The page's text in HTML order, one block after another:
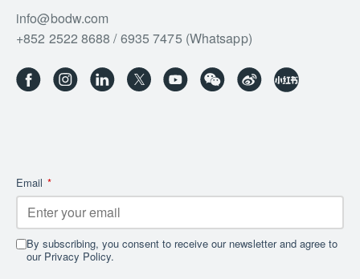
info@bodw.com
+852 2522 8688 / 6935 7475 (Whatsapp)
Email *
By subscribing, you consent to receive our newsletter and agree to
our Privacy Policy.